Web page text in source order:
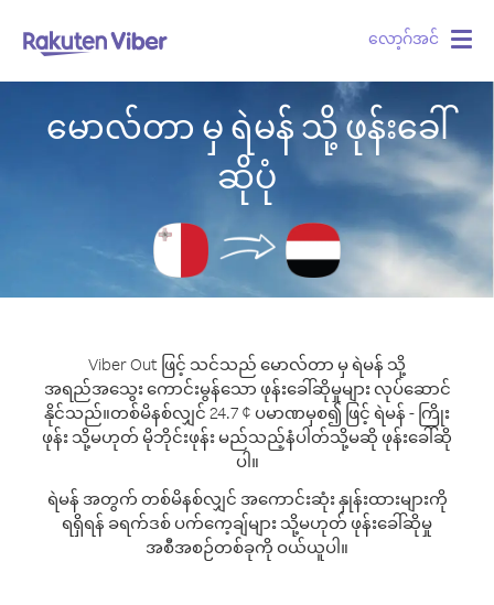
လော့ဂ်အင်
မောလ်တာ မှ ရဲမန် သို့ ဖုန်းခေါ်
ဆိုပုံ
Viber Out ဖြင့် သင်သည် မောလ်တာ မှ ရဲမန် သို့
အရည်အသွေး ကောင်းမွန်သော ဖုန်းခေါ်ဆိုမှုများ လုပ်ဆောင်
နိုင်သည်။တစ်မိနစ်လျှင် 24.7 ¢ ပမာဏမှစ၍ ဖြင့် ရဲမန် - ကြိုး
ဖုန်း သို့မဟုတ် မိုဘိုင်းဖုန်း မည်သည့်နံပါတ်သို့မဆို ဖုန်းခေါ်ဆို
ပါ။
ရဲမန် အတွက် တစ်မိနစ်လျှင် အကောင်းဆုံး နှုန်းထားများကို
ရရှိရန် ခရက်ဒစ် ပက်ကေ့ချ်များ သို့မဟုတ် ဖုန်းခေါ်ဆိုမှု
အစီအစဉ်တစ်ခုကို ဝယ်ယူပါ။